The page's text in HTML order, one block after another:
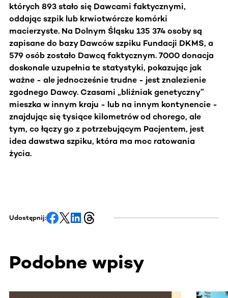
których 893 stało się Dawcami faktycznymi,
oddając szpik lub krwiotwórcze komórki
macierzyste. Na Dolnym Śląsku 135 374 osoby są
zapisane do bazy Dawców szpiku Fundacji DKMS, a
579 osób zostało Dawcą faktycznym. 7000 donacja
doskonale uzupełnia te statystyki, pokazując jak
ważne - ale jednocześnie trudne - jest znalezienie
zgodnego Dawcy. Czasami „bliźniak genetyczny”
mieszka w innym kraju - lub na innym kontynencie -
znajdując się tysiące kilometrów od chorego, ale
tym, co łączy go z potrzebującym Pacjentem, jest
idea dawstwa szpiku, która ma moc ratowania
życia.
Udostępnij:
Podobne wpisy